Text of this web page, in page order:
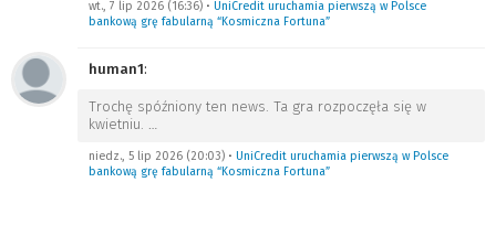
wt., 7 lip 2026 (16:36) • UniCredit uruchamia pierwszą w Polsce
bankową grę fabularną “Kosmiczna Fortuna”
human1:
Trochę spóźniony ten news. Ta gra rozpoczęła się w
kwietniu. …
niedz., 5 lip 2026 (20:03) • UniCredit uruchamia pierwszą w Polsce
bankową grę fabularną “Kosmiczna Fortuna”